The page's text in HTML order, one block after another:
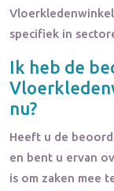
Vloerkledenwinkel
specifiek in
Ik heb de
nu?
Heeft u de
en bent u ervan
is om zaken mee